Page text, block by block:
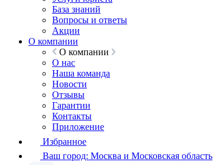
База знаний
Вопросы и ответы
Акции
О компании
О компании
О нас
Наша команда
Новости
Отзывы
Гарантии
Контакты
Приложение
Избранное
Ваш город: Москва и Московская область